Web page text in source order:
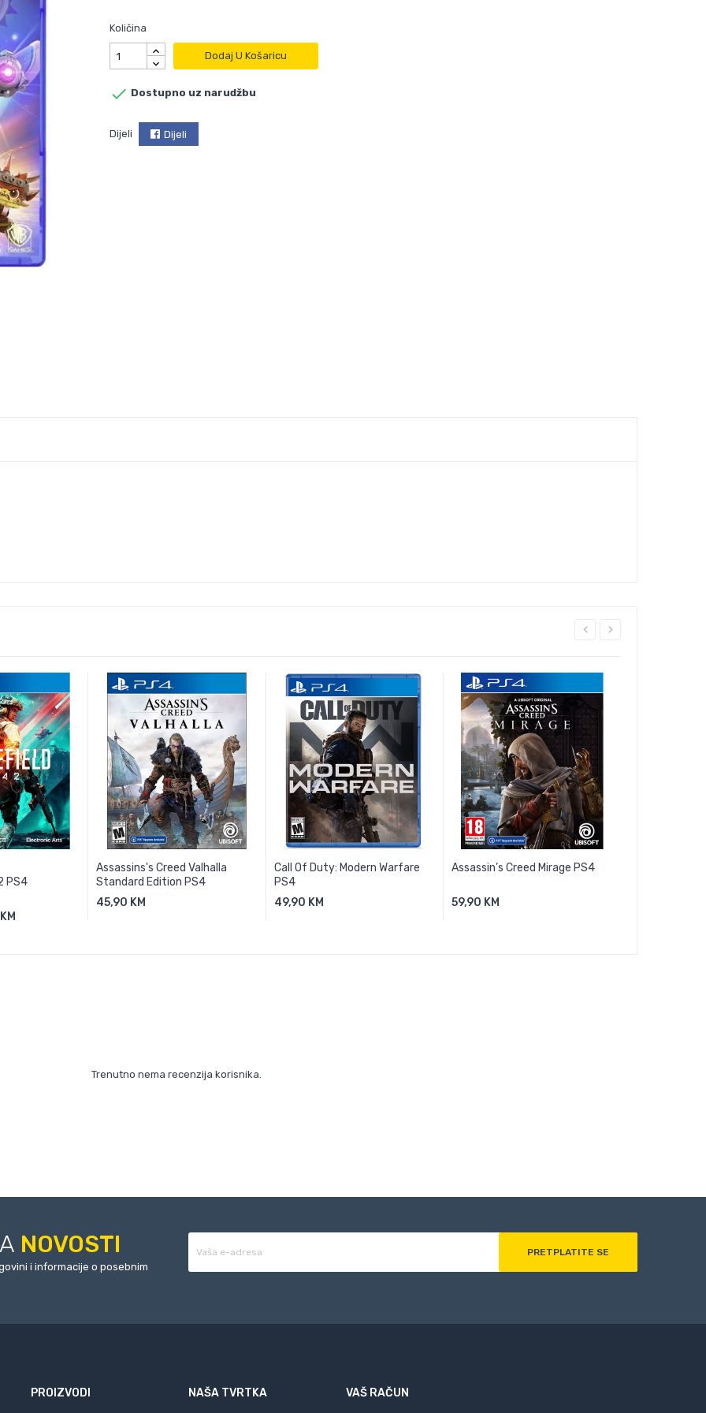
Količina
Dodaj U Košaricu
 Dostupno uz narudžbu
Dijeli Dijeli
PS4
Assassins's Creed Valhalla
Standard Edition PS4
45,90 KM
Call Of Duty: Modern Warfare
PS4
49,90 KM
Assassin’s Creed Mirage PS4
59,90 KM
Trenutno nema recenzija korisnika.
NOVOSTI
i informacije o posebnim
PROIZVODI NAŠA TVRTKA VAŠ RAČUN